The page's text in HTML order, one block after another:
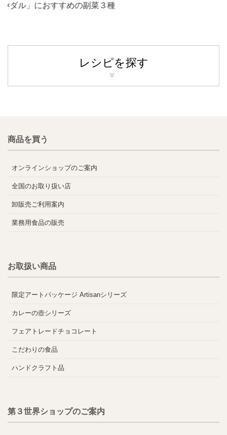
×ダル」におすすめの副菜３種
レシピを探す
商品を買う
オンラインショップのご案内
全国のお取り扱い店
卸販売ご利用案内
業務用食品の販売
お取扱い商品
限定アートパッケージ Artisanシリーズ
カレーの壺シリーズ
フェアトレードチョコレート
こだわりの食品
ハンドクラフト品
第３世界ショップのご案内